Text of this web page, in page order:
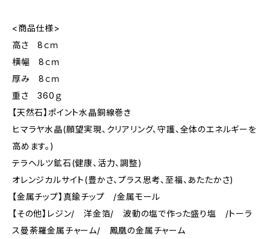
<商品仕様>
高さ 8ｃｍ
横幅 8ｃｍ
厚み 8ｃｍ
重さ 360ｇ
【天然石】ポイント水晶銅線巻き
ヒマラヤ水晶(願望実現、クリアリング、守護、全体のエネルギーを
高めます。)
テラヘルツ鉱石(健康、活力、調整)
オレンジカルサイト(豊かさ、プラス思考、至福、あたたかさ)
【金属チップ】真鍮チップ /金属モール
【その他】レジン/ 洋金箔/ 波動の塩で作った盛り塩 /トーラ
ス曼荼羅金属チャーム/ 鳳凰の金属チャーム